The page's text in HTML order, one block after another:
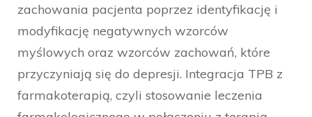
zachowania pacjenta poprzez identyfikację i
modyfikację negatywnych wzorców
myślowych oraz wzorców zachowań, które
przyczyniają się do depresji. Integracja TPB z
farmakoterapią, czyli stosowanie leczenia